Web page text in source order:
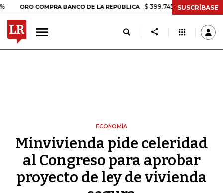
COMPRA BANCO DE LA REPÚBLICA $ 399.745,16 +$ 2.295,71
SUSCRÍBASE
ECONOMÍA
Minvivienda pide celeridad
al Congreso para aprobar
proyecto de ley de vivienda